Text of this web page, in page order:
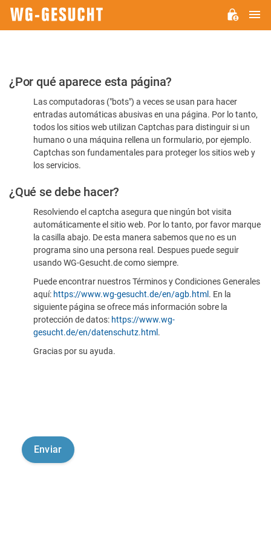
Por
favor,
confirme
humano
¿Por qué aparece esta página?
Las computadoras ("bots") a veces se usan para hacer
entradas automáticas abusivas en una página. Por lo tanto,
todos los sitios web utilizan Captchas para distinguir si un
humano o una máquina rellena un formulario, por ejemplo.
Captchas son fundamentales para proteger los sitios web y
los servicios.
¿Qué se debe hacer?
Resolviendo el captcha asegura que ningún bot visita
automáticamente el sitio web. Por lo tanto, por favor marque
la casilla abajo. De esta manera sabemos que no es un
programa sino una persona real. Despues puede seguir
usando WG-Gesucht.de como siempre.
Puede encontrar nuestros Términos y Condiciones Generales
aquí: https://www.wg-gesucht.de/en/agb.html . En la
siguiente página se ofrece más información sobre la
protección de datos: https://www.wg-
gesucht.de/en/datenschutz.html .
Gracias por su ayuda.